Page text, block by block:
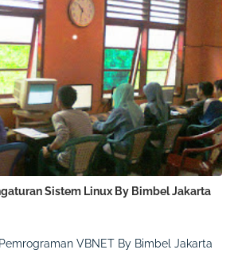
Sistem Linux By Bimbel Jakarta